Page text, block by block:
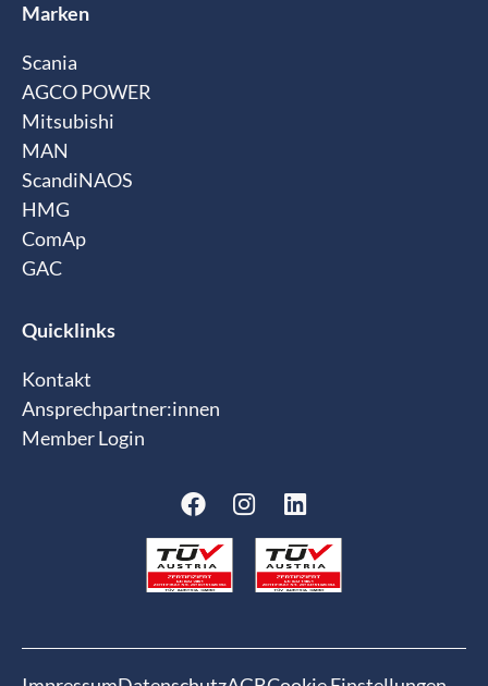
Marken
Scania
AGCO POWER
Mitsubishi
MAN
ScandiNAOS
HMG
ComAp
GAC
Quicklinks
Kontakt
Ansprechpartner:innen
Member Login